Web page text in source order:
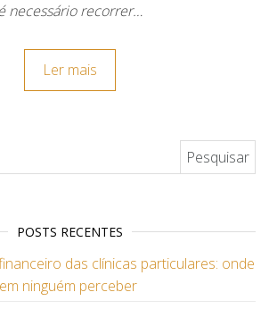
necessário recorrer…
Ler mais
POSTS RECENTES
das clínicas particulares: onde
ninguém perceber